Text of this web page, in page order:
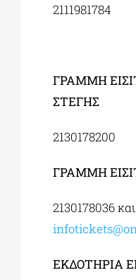
2111981784
ΓΡΑΜΜΗ
ΣΤΕΓΗΣ
2130178200
ΓΡΑΜΜΗ
2130178036 και
ΕΚΔΟΤΗΡΙΑ